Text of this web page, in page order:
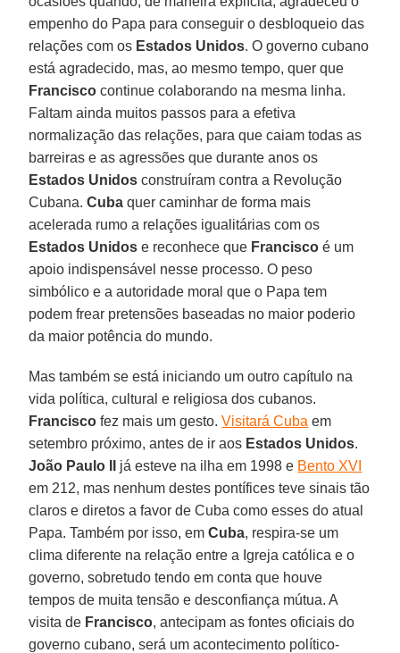
empenho do Papa para conseguir o desbloqueio das
relações com os Estados Unidos. O governo cubano
está agradecido, mas, ao mesmo tempo, quer que
Francisco continue colaborando na mesma linha.
Faltam ainda muitos passos para a efetiva
normalização das relações, para que caiam todas as
barreiras e as agressões que durante anos os
Estados Unidos construíram contra a Revolução
Cubana.Cuba quer caminhar de forma mais
acelerada rumo a relações igualitárias com os
Estados Unidos e reconhece que Francisco é um
apoio indispensável nesse processo. O peso
simbólico e a autoridade moral que o Papa tem
podem frear pretensões baseadas no maior poderio
da maior potência do mundo.
Mas também se está iniciando um outro capítulo na
vida política, cultural e religiosa dos cubanos.
Francisco fez mais um gesto.Visitará Cuba em
setembro próximo, antes de ir aos Estados Unidos.
João Paulo II já esteve na ilha em 1998 e Bento XVI
em 212, mas nenhum destes pontífices teve sinais tão
claros e diretos a favor de Cuba como esses do atual
Papa. Também por isso, emCuba, respira-se um
clima diferente na relação entre a Igreja católica e o
governo, sobretudo tendo em conta que houve
tempos de muita tensão e desconfiança mútua. A
visita de Francisco, antecipam as fontes oficiais do
governo cubano, será um acontecimento político-